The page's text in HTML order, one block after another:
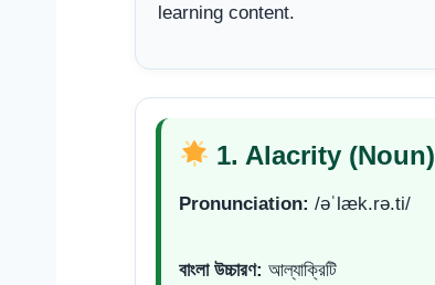
learning content.
1. Alacrity (Noun)
Pronunciation: /əˈlæk.rə.ti/
বাংলা উচ্চারণ: আল্যাক্রিটি